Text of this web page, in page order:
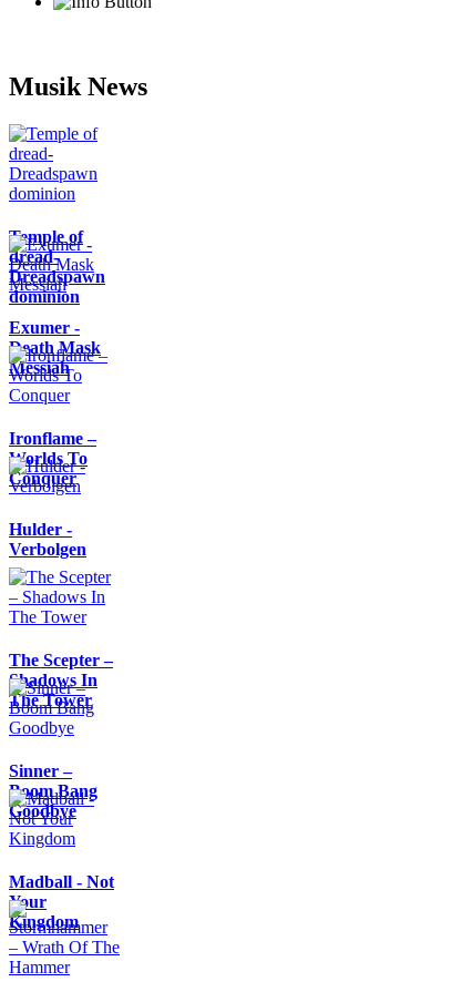
Musik News
Temple of
dread-
Dreadspawn
dominion
Exumer -
Death Mask
Messiah
Ironflame –
Worlds To
Conquer
Hulder -
Verbolgen
The Scepter –
Shadows In
The Tower
Sinner –
Boom Bang
Goodbye
Madball - Not
Your
Kingdom